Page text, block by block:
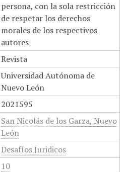
persona, con la sola restricción
de respetar los derechos
morales de los respectivos
autores
Revista
Universidad Autónoma de
Nuevo León
2021595
San Nicolás de los Garza, Nuevo
León
Desafíos Juridicos
10